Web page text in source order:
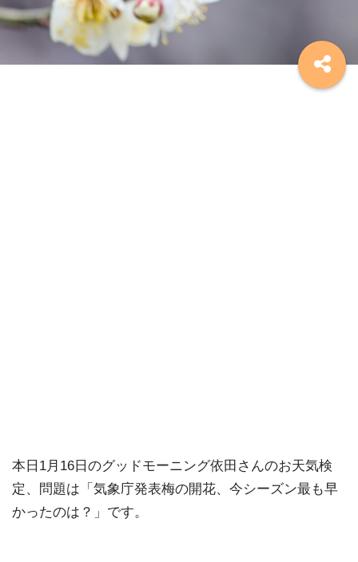
本日1月16日のグッドモーニング依田さんのお天気検
定、問題は「気象庁発表梅の開花、今シーズン最も早
かったのは？」です。